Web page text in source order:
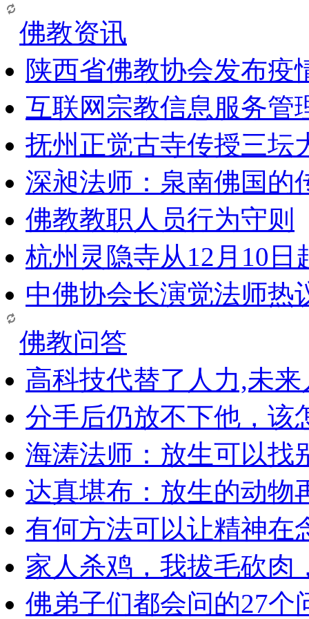
佛教资讯
陕西省佛教协会发布疫
互联网宗教信息服务管
抚州正觉古寺传授三坛
深昶法师：泉南佛国的
佛教教职人员行为守则
杭州灵隐寺从12月10日
中佛协会长演觉法师热
佛教问答
高科技代替了人力,未
分手后仍放不下他，该
海涛法师：放生可以找
达真堪布：放生的动物
有何方法可以让精神在
家人杀鸡，我拔毛砍肉
佛弟子们都会问的27个